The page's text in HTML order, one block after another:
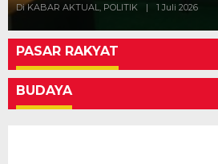
Di KABAR AKTUAL, POLITIK | 1 Juli 2026
PASAR RAKYAT
BUDAYA